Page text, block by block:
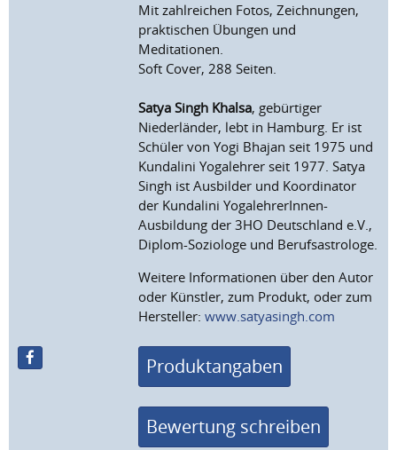
Mit zahlreichen Fotos, Zeichnungen,
praktischen Übungen und
Meditationen.
Soft Cover, 288 Seiten.
Satya Singh Khalsa, gebürtiger
Niederländer, lebt in Hamburg. Er ist
Schüler von Yogi Bhajan seit 1975 und
Kundalini Yogalehrer seit 1977. Satya
Singh ist Ausbilder und Koordinator
der Kundalini YogalehrerInnen-
Ausbildung der 3HO Deutschland e.V.,
Diplom-Soziologe und Berufsastrologe.
Weitere Informationen über den Autor
oder Künstler, zum Produkt, oder zum
Hersteller:www.satyasingh.com
Produktangaben
Bewertung schreiben